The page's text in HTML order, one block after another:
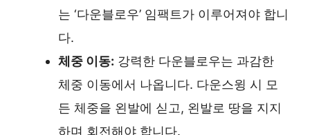
는 ‘다운블로우’ 임팩트가 이루어져야 합니
다.
체중 이동: 강력한 다운블로우는 과감한
체중 이동에서 나옵니다. 다운스윙 시 모
든 체중을 왼발에 싣고, 왼발로 땅을 지지
하며 회전해야 합니다.